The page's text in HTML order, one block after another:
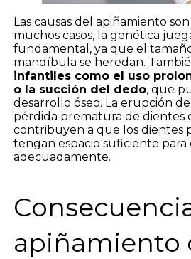
Las causas del apiñamiento son
muchos casos, la genética
fundamental, ya que el
mandíbula se heredan.
infantiles como el uso
o la succión del dedo, que
desarrollo óseo. La erupción
pérdida prematura de dientes
contribuyen a que los dientes
tengan espacio suficiente para
adecuadamente.
apiñamiento